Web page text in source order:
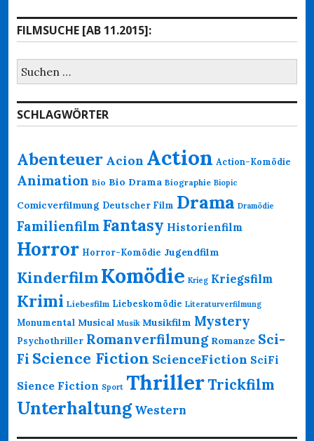
FILMSUCHE [AB 11.2015]:
Suchen
nach:
SCHLAGWÖRTER
Abenteuer Acion Action Action-Komödie
Animation Bio Bio Drama Biographie Biopic
Comicverfilmung Deutscher Film Drama Dramödie
Familienfilm Fantasy Historienfilm
Horror Horror-Komödie Jugendfilm
KinderfilmKomödie Krieg Kriegsfilm
Krimi Liebesfilm Liebeskomödie Literaturverfilmung
Monumental Musical Musik Musikfilm Mystery
Psychothriller Romanverfilmung Romanze Sci-
Fi Science Fiction ScienceFiction SciFi
Sience Fiction Sport ThrillerTrickfilm
Unterhaltung Western